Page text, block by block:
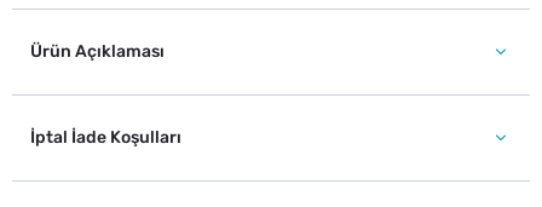
Ürün Açıklaması
İptal İade Koşulları